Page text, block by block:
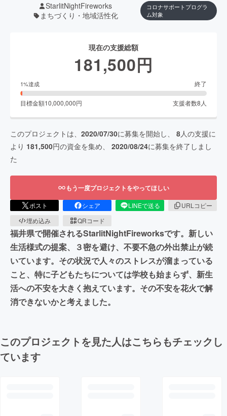
StarlitNightFireworks
まちづくり・地域活性化
コロナサポートプログラ
ム対象
現在の支援総額
181,500円
1%達成 終了
目標金額10,000,000円 支援者数8 人
このプロジェクトは、 2020/07/30に募集を開始し、 8人の支援に
より 181,500円の資金を集め、 2020/08/24に募集を終了しまし
た
もう一度プロジェクトをやってほしい
ポスト シェア LINEで送る
URLコピー
埋め込み
QRコード
福井県で開催されるStarlitNightFireworksです。新しい
生活様式の提案、３密を避け、不要不急の外出禁止が続
いています。その状況で人々のストレスが溜まっている
こと、特に子どもたちについては学校も始まらず、新生
活への不安を大きく抱えています。その不安を花火で解
消できないかと考えました。
このプロジェクトを見た人はこちらもチェックし
ています